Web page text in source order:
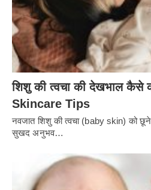
शिशु की त्वचा की देखभाल
Skincare Tips
नवजात शिशु की त्वचा (baby skin) को
सुखद अनुभव…